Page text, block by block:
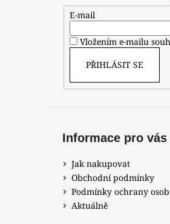
E-mail
Vložením e-mailu
PŘIHLÁSIT SE
Informace pro vás
Jak nakupovat
Obchodní podmínky
Podmínky ochrany
Aktuálně